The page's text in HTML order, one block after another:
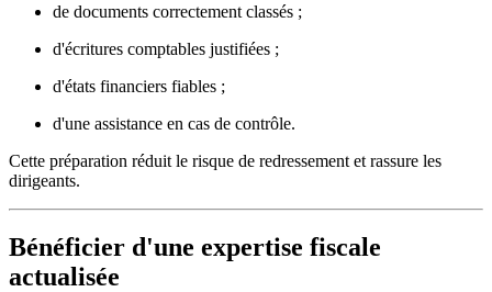
de documents correctement classés ;
d'écritures comptables justifiées ;
d'états financiers fiables ;
d'une assistance en cas de contrôle.
Cette préparation réduit le risque de redressement et rassure les
dirigeants.
Bénéficier d'une expertise fiscale
actualisée